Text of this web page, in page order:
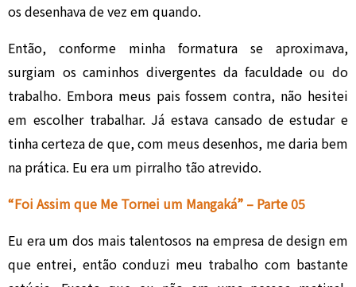
os desenhava de vez em quando.
Então, conforme minha formatura se aproximava,
surgiam os caminhos divergentes da faculdade ou do
trabalho. Embora meus pais fossem contra, não hesitei
em escolher trabalhar. Já estava cansado de estudar e
tinha certeza de que, com meus desenhos, me daria bem
na prática. Eu era um pirralho tão atrevido.
“Foi Assim que Me Tornei um Mangaká” – Parte 05
Eu era um dos mais talentosos na empresa de design em
que entrei, então conduzi meu trabalho com bastante